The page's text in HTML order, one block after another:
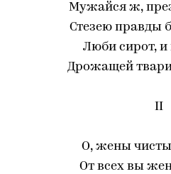
Мужайся ж,
Стезею правды
Люби сирот,
Дрожащей
II
О, жены
От всех вы